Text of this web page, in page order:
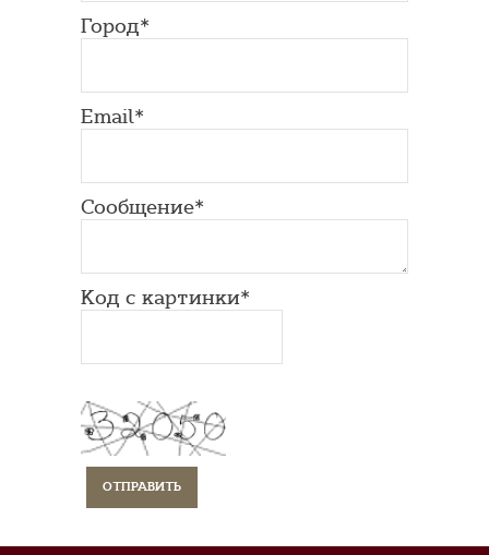
Город*
Email*
Сообщение*
Код с картинки*